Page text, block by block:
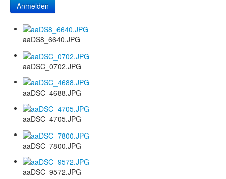
Anmelden
aaDS8_6640.JPG
aaDSC_0702.JPG
aaDSC_4688.JPG
aaDSC_4705.JPG
aaDSC_7800.JPG
aaDSC_9572.JPG